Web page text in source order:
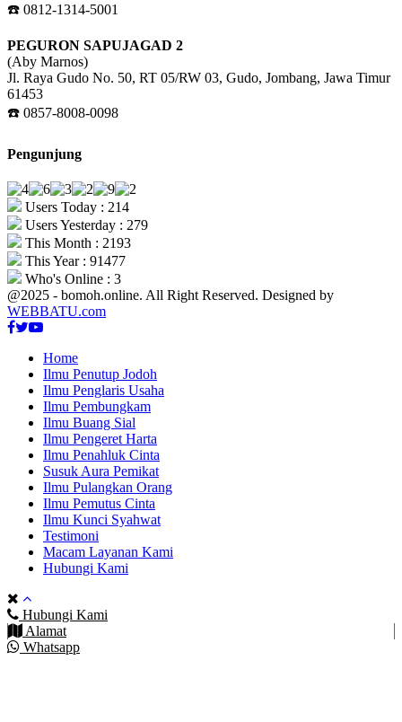
☎️ 0812-1314-5001
PEGURON SAPUJAGAD 2
(Aby Marnos)
Jl. Raya Gudo No. 50, RT 05/RW 03, Gudo, Jombang, Jawa Timur
61453
☎️ 0857-8008-0098
Pengunjung
Users Today : 214
Users Yesterday : 279
This Month : 2193
This Year : 91477
Who's Online : 3
@2025 - bomoh.online. All Right Reserved. Designed by
WEBBATU.com
Facebook
Twitter
Youtube
Home
Ilmu Penutup Jodoh
Ilmu Penglaris Usaha
Ilmu Pembungkam
Ilmu Buang Sial
Ilmu Pengeret Harta
Ilmu Penahluk Cinta
Susuk Aura Pemikat
Ilmu Pulangkan Orang
Ilmu Pemutus Cinta
Ilmu Kunci Syahwat
Testimoni
Macam Layanan Kami
Hubungi Kami
Hubungi Kami
Alamat
Whatsapp